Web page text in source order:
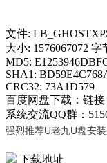
文件:
大小: 1576067072 字
MD5:
SHA1:
CRC32: 73A1D579
百度网盘下载：链接
系统交流QQ群：
强烈推荐U老九U盘安装
下载地址